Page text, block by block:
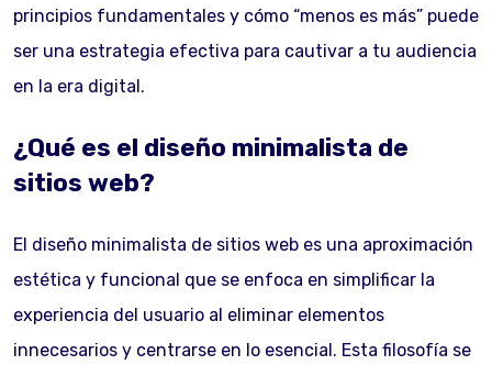
principios fundamentales y cómo “menos es más” puede
ser una estrategia efectiva para cautivar a tu audiencia
en la era digital.
¿Qué es el diseño minimalista de
sitios web?
El diseño minimalista de sitios web es una aproximación
estética y funcional que se enfoca en simplificar la
experiencia del usuario al eliminar elementos
innecesarios y centrarse en lo esencial. Esta filosofía se